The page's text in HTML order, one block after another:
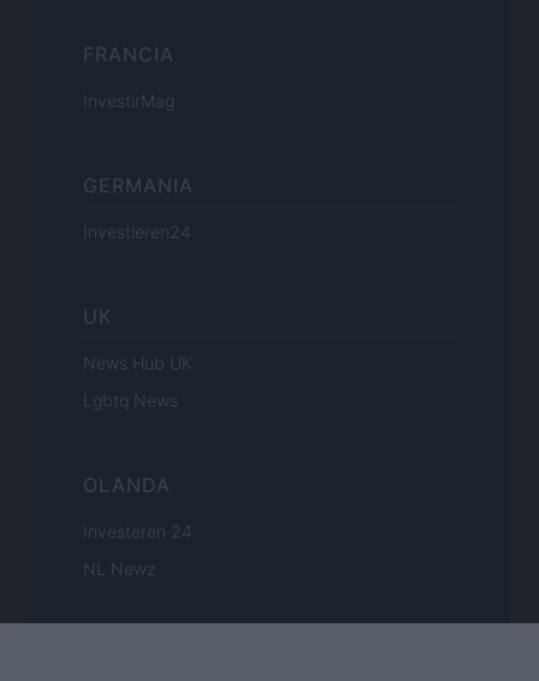
FRANCIA
InvestirMag
GERMANIA
Investieren24
UK
News Hub UK
Lgbtq News
OLANDA
Investeren 24
NL Newz